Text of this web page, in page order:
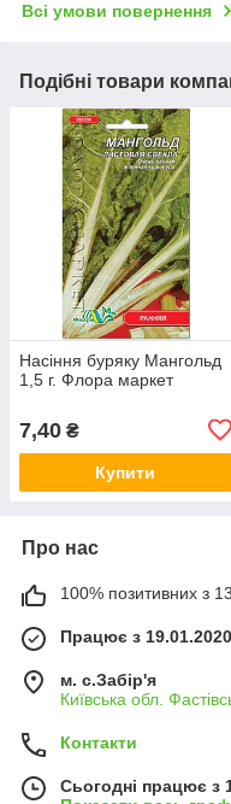
Всі умови повернення
Подібні товари
Насіння буряку Мангольд
1,5 г. Флора маркет
7,40 ₴
Купити
Про нас
100% позитивних з
Працює з 19.01.2020
м. с.Забір'я
Київська обл.
Контакти
Сьогодні працює з